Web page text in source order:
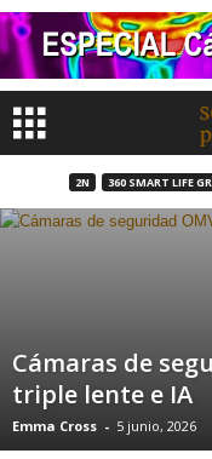
2N 360 SMART LIFE
Cámaras de
triple lente e IA
Emma Cross - 5 junio, 2026